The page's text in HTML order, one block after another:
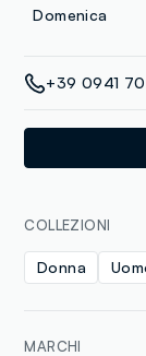
Domenica
+39 0941
COLLEZIONI
Donna
MARCHI